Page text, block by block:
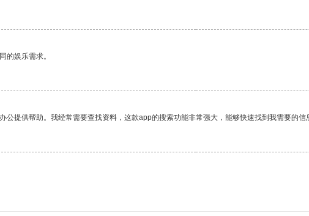
的娱乐需求。
公提供帮助。我经常需要查找资料，这款app的搜索功能非常强大，能够快速找到我需要的信